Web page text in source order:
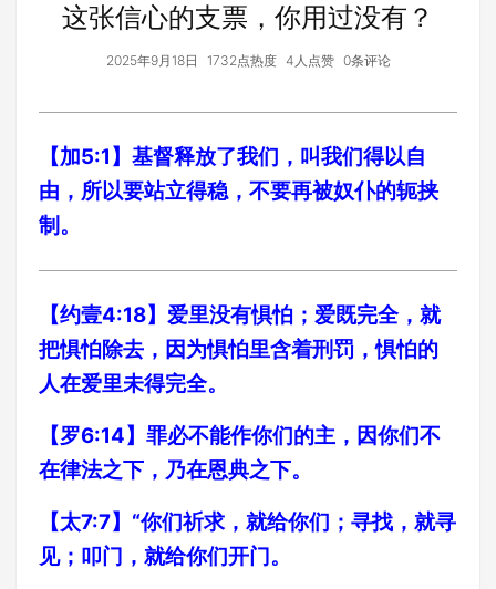
这张信心的支票，你用过没有？
2025年9月18日 1732点热度 4人点赞 0条评论
【加5:1】基督释放了我们，叫我们得以自
由，所以要站立得稳，不要再被奴仆的轭挟
制。
【约壹4:18】爱里没有惧怕；爱既完全，就
把惧怕除去，因为惧怕里含着刑罚，惧怕的
人在爱里未得完全。
【罗6:14】罪必不能作你们的主，因你们不
在律法之下，乃在恩典之下。
【太7:7】“你们祈求，就给你们；寻找，就寻
见；叩门，就给你们开门。